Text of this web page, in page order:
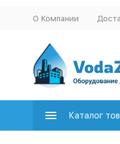
О Компании
Каталог